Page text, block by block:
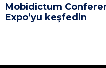
Mobidictum
Expo’yu keşfedin